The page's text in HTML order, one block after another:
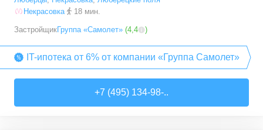
Некрасовка
18 мин.
ЗастройщикГруппа «Самолет» (4,4 )
IT-ипотека от 6% от компании «Группа Самолет»
+7 (495) 134-98-..